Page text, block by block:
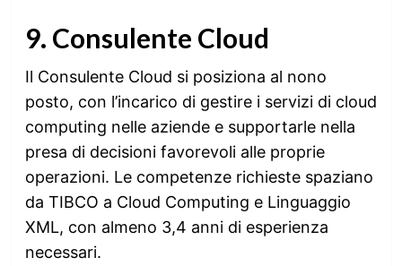
9. Consulente Cloud
Il Consulente Cloud si posiziona al nono
posto, con l’incarico di gestire i servizi di cloud
computing nelle aziende e supportarle nella
presa di decisioni favorevoli alle proprie
operazioni. Le competenze richieste spaziano
da TIBCO a Cloud Computing e Linguaggio
XML, con almeno 3,4 anni di esperienza
necessari.